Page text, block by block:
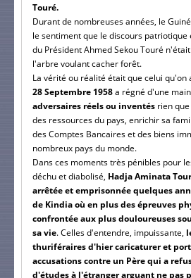
Touré.
Durant de nombreuses années, le
le sentiment que le discours
du Président Ahmed Sekou Touré
l'arbre voulant cacher forêt.
La vérité ou réalité était que celui qu'on
28 Septembre 1958a régné d'une
adversaires réels ou inventés rien
des ressources du pays, enrichir sa
des Comptes Bancaires et des biens
nombreux pays du monde.
Dans ces moments très pénibles pour
déchu et diabolisé, Hadja Aminata
arrêtée et emprisonnée quelques
de Kindia où en plus des épreuves
confrontée aux plus douloureuses
sa vie. Celles d'entendre, impuissante,
thuriféraires d'hier caricaturer et
accusations contre un Père qui a
d'études à l'étranger arguant ne pas